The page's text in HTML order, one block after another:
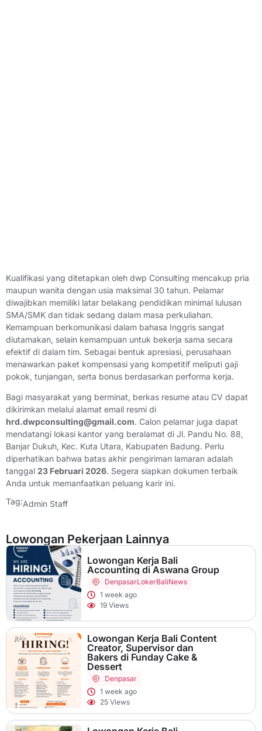
Kualifikasi yang ditetapkan oleh dwp Consulting mencakup pria
maupun wanita dengan usia maksimal 30 tahun. Pelamar
diwajibkan memiliki latar belakang pendidikan minimal lulusan
SMA/SMK dan tidak sedang dalam masa perkuliahan.
Kemampuan berkomunikasi dalam bahasa Inggris sangat
diutamakan, selain kemampuan untuk bekerja sama secara
efektif di dalam tim. Sebagai bentuk apresiasi, perusahaan
menawarkan paket kompensasi yang kompetitif meliputi gaji
pokok, tunjangan, serta bonus berdasarkan performa kerja.
Bagi masyarakat yang berminat, berkas resume atau CV dapat
dikirimkan melalui alamat email resmi di
hrd.dwpconsulting@gmail.com. Calon pelamar juga dapat
mendatangi lokasi kantor yang beralamat di Jl. Pandu No. 88,
Banjar Dukuh, Kec. Kuta Utara, Kabupaten Badung. Perlu
diperhatikan bahwa batas akhir pengiriman lamaran adalah
tanggal 23 Februari 2026. Segera siapkan dokumen terbaik
Anda untuk memanfaatkan peluang karir ini.
Tag:Admin Staff
Lowongan Pekerjaan Lainnya
Lowongan Kerja Bali
Accounting di Aswana Group
DenpasarLokerBaliNews
1 week ago
19 Views
Lowongan Kerja Bali Content
Creator, Supervisor dan
Bakers di Funday Cake &
Dessert
Denpasar
1 week ago
25 Views